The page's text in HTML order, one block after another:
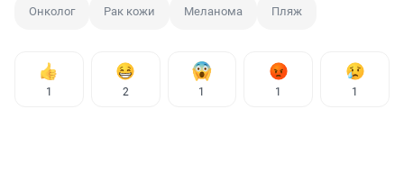
Онколог Рак кожи Меланома Пляж
1 2 1 1 1